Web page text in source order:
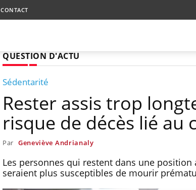
CONTACT
QUESTION D'ACTU
Sédentarité
Rester assis trop
risque de décès lié au
Par Geneviève Andrianaly
Les personnes qui restent dans une
seraient plus susceptibles de mourir